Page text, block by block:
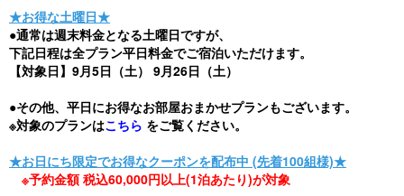
★お得な土曜日★
●通常は週末料金となる土曜日ですが、
下記日程は全プラン平日料金でご宿泊いただけます。
【対象日】9月5日（土） 9月26日（土）
●その他、平日にお得なお部屋おまかせプランもございます。
※対象のプランはこちら をご覧ください。
★お日にち限定でお得なクーポンを配布中 (先着100組様)★
※予約金額 税込60,000円以上(1泊あたり)が対象